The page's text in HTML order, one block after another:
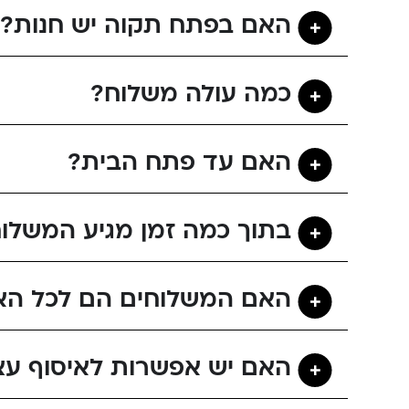
האם בפתח תקוה יש חנות?
כמה עולה משלוח?
האם עד פתח הבית?
בתוך כמה זמן מגיע
האם המשלוחים הם לכל
האם יש אפשרות לאיסוף